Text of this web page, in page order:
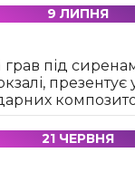
9 ЛИПНЯ
грав під
презентує
21 ЧЕРВНЯ